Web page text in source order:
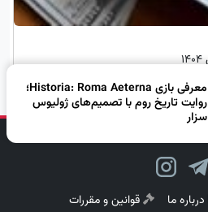
معرفی بازی Historia: Roma Aeterna؛
روایت تاریخ روم با تصمیم‌های ژولیوس
سزار
درباره ما قوانین و مقررات